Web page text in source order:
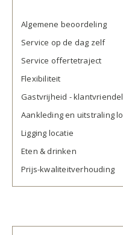
Algemene beoordeling
Service op de dag zelf
Service offertetraject
Flexibiliteit
Gastvrijheid -
Aankleding en uitstraling
Ligging locatie
Eten & drinken
Prijs-kwaliteitverhouding